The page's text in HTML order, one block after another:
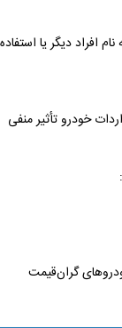
افراد دیگر یا استفاده
خودرو تأثیر منفی
گران‌قیمت